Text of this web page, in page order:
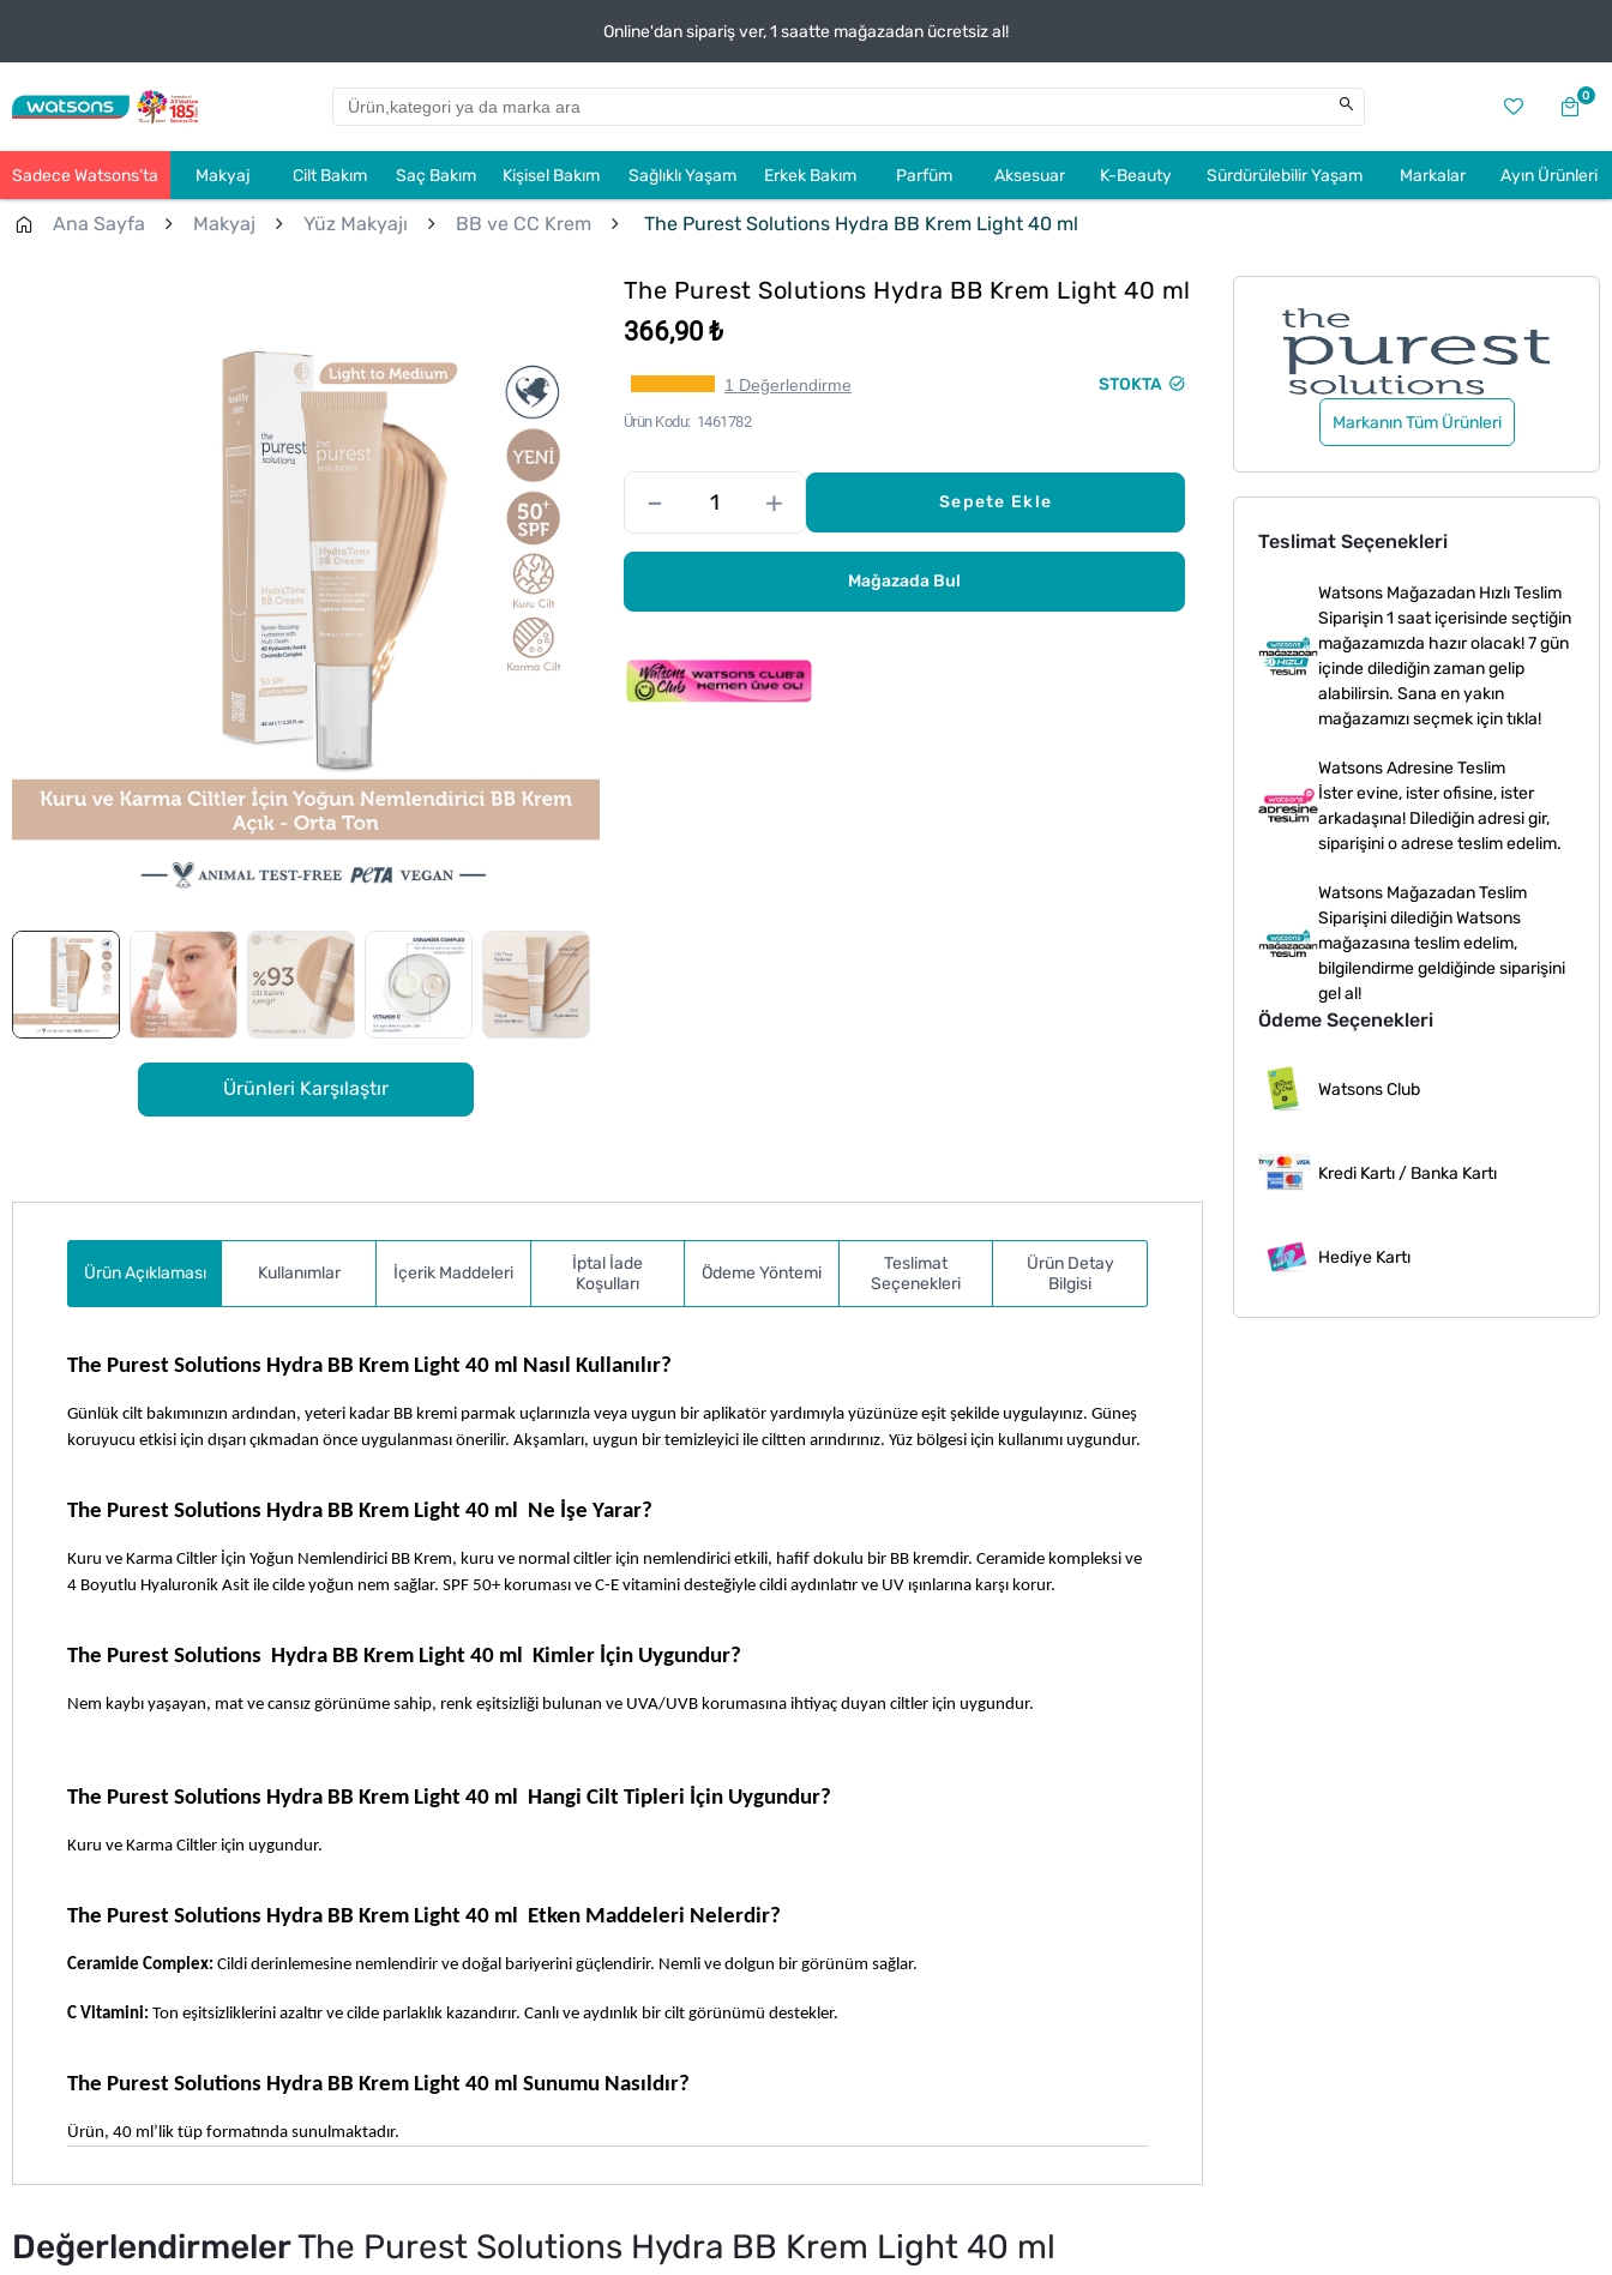
Online'dan sipariş ver, 1 saatte mağazadan ücretsiz al!
0
Sadece Watsons’ta Makyaj Cilt Bakım Saç Bakım Kişisel Bakım Sağlıklı Yaşam Erkek Bakım Parfüm Aksesuar K-Beauty Sürdürülebilir Yaşam Markalar Ayın Ürünleri
Ana Sayfa Makyaj Yüz Makyajı BB ve CC Krem The Purest Solutions Hydra BB Krem Light 40 ml
Ürünleri Karşılaştır
The Purest Solutions Hydra BB Krem Light 40 ml
366,90 ₺
1 Değerlendirme STOKTA
Ürün Kodu 1461782
– + Sepete Ekle
Mağazada Bul
Markanın Tüm Ürünleri
Teslimat Seçenekleri
Watsons Mağazadan Hızlı Teslim
Siparişin 1 saat içerisinde seçtiğin
mağazamızda hazır olacak! 7 gün
içinde dilediğin zaman gelip
alabilirsin. Sana en yakın
mağazamızı seçmek için tıkla!
Watsons Adresine Teslim
İster evine, ister ofisine, ister
arkadaşına! Dilediğin adresi gir,
siparişini o adrese teslim edelim.
Watsons Mağazadan Teslim
Siparişini dilediğin Watsons
mağazasına teslim edelim,
bilgilendirme geldiğinde siparişini
gel al!
Ödeme Seçenekleri
Watsons Club
Kredi Kartı / Banka Kartı
Hediye Kartı
Ürün Açıklaması
Kullanımlar İçerik Maddeleri
İptal İade
Koşulları
Ödeme Yöntemi
Teslimat
Seçenekleri
Ürün Detay
Bilgisi
The Purest Solutions Hydra BB Krem Light 40 ml Nasıl Kullanılır?
Günlük cilt bakımınızın ardından, yeteri kadar BB kremi parmak uçlarınızla veya uygun bir aplikatör yardımıyla yüzünüze eşit şekilde uygulayınız. Güneş
koruyucu etkisi için dışarı çıkmadan önce uygulanması önerilir. Akşamları, uygun bir temizleyici ile ciltten arındırınız. Yüz bölgesi için kullanımı uygundur.
The Purest Solutions Hydra BB Krem Light 40 ml  Ne İşe Yarar?
Kuru ve Karma Ciltler İçin Yoğun Nemlendirici BB Krem, kuru ve normal ciltler için nemlendirici etkili, hafif dokulu bir BB kremdir. Ceramide kompleksi ve
4 Boyutlu Hyaluronik Asit ile cilde yoğun nem sağlar. SPF 50+ koruması ve C-E vitamini desteğiyle cildi aydınlatır ve UV ışınlarına karşı korur.
The Purest Solutions  Hydra BB Krem Light 40 ml  Kimler İçin Uygundur?
Nem kaybı yaşayan, mat ve cansız görünüme sahip, renk eşitsizliği bulunan ve UVA/UVB korumasına ihtiyaç duyan ciltler için uygundur.
The Purest Solutions Hydra BB Krem Light 40 ml  Hangi Cilt Tipleri İçin Uygundur?
Kuru ve Karma Ciltler için uygundur.
The Purest Solutions Hydra BB Krem Light 40 ml  Etken Maddeleri Nelerdir?
Ceramide Complex: Cildi derinlemesine nemlendirir ve doğal bariyerini güçlendirir. Nemli ve dolgun bir görünüm sağlar.
C Vitamini: Ton eşitsizliklerini azaltır ve cilde parlaklık kazandırır. Canlı ve aydınlık bir cilt görünümü destekler.
The Purest Solutions Hydra BB Krem Light 40 ml Sunumu Nasıldır?
Ürün, 40 ml’lik tüp formatında sunulmaktadır.
DeğerlendirmelerThe Purest Solutions Hydra BB Krem Light 40 ml